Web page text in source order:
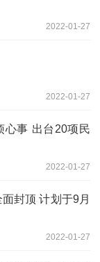
2022-01-27
2022-01-27
心事 出台20项民
2022-01-27
封顶 计划于9月
2022-01-27